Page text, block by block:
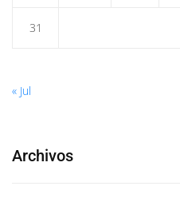
31
« Jul
Archivos